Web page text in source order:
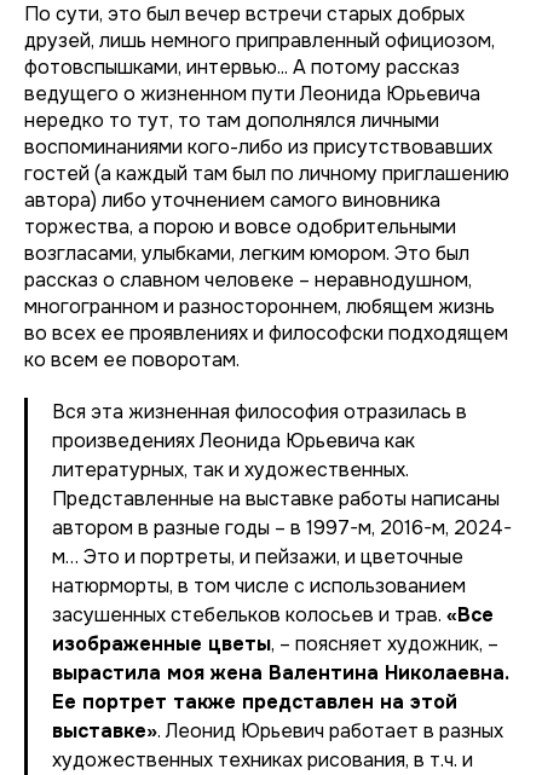
По сути, это был вечер встречи старых добрых
друзей, лишь немного приправленный официозом,
фотовспышками, интервью... А потому рассказ
ведущего о жизненном пути Леонида Юрьевича
нередко то тут, то там дополнялся личными
воспоминаниями кого-либо из присутствовавших
гостей (а каждый там был по личному приглашению
автора) либо уточнением самого виновника
торжества, а порою и вовсе одобрительными
возгласами, улыбками, легким юмором. Это был
рассказ о славном человеке – неравнодушном,
многогранном и разностороннем, любящем жизнь
во всех ее проявлениях и философски подходящем
ко всем ее поворотам.
Вся эта жизненная философия отразилась в
произведениях Леонида Юрьевича как
литературных, так и художественных.
Представленные на выставке работы написаны
автором в разные годы – в 1997-м, 2016-м, 2024-
м… Это и портреты, и пейзажи, и цветочные
натюрморты, в том числе с использованием
засушенных стебельков колосьев и трав. «Все
изображенные цветы, – поясняет художник, –
вырастила моя жена Валентина Николаевна.
Ее портрет также представлен на этой
выставке». Леонид Юрьевич работает в разных
художественных техниках рисования, в т.ч. и